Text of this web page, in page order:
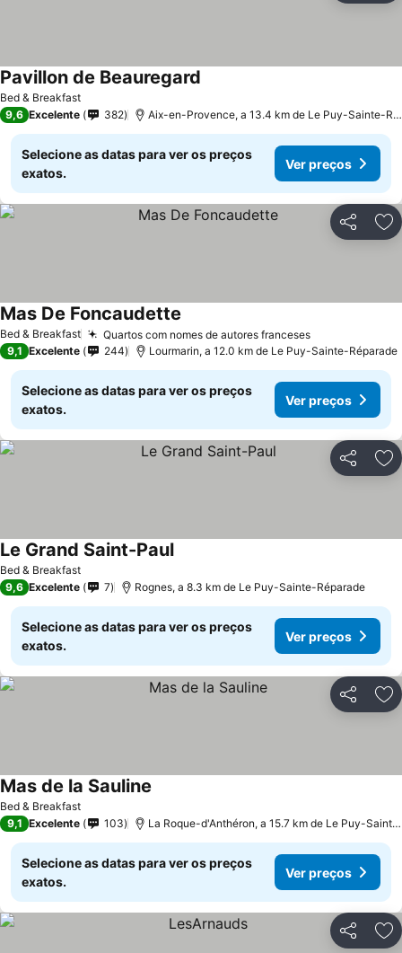
Bed & Breakfast
Pavillon de Beauregard
9,6 Excelente 382 Aix-en-Provence, a 13.4 km de Le Puy-Sainte-Réparade
Selecione as datas para ver os preços
exatos.
Ver preços
Partilhar
Bed & Breakfast Quartos com nomes de autores franceses
Mas De Foncaudette
9,1 Excelente 244 Lourmarin, a 12.0 km de Le Puy-Sainte-Réparade
Selecione as datas para ver os preços
exatos.
Ver preços
Partilhar
Bed & Breakfast
Le Grand Saint-Paul
9,6 Excelente 7 Rognes, a 8.3 km de Le Puy-Sainte-Réparade
Selecione as datas para ver os preços
exatos.
Ver preços
Partilhar
Bed & Breakfast
Mas de la Sauline
9,1 Excelente 103 La Roque-d'Anthéron, a 15.7 km de Le Puy-Sainte-Réparade
Selecione as datas para ver os preços
exatos.
Ver preços
Partilhar